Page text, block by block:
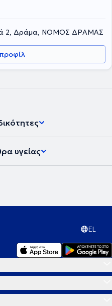
2, Δράμα, ΝΟΜΟΣ ΔΡΑΜΑΣ
υγείας
EL